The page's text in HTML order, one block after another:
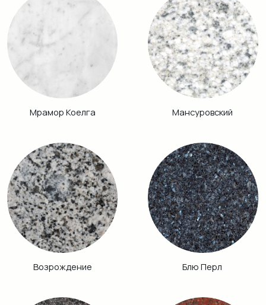
Питкяранта
Габбро Диабаз Балтик Грин